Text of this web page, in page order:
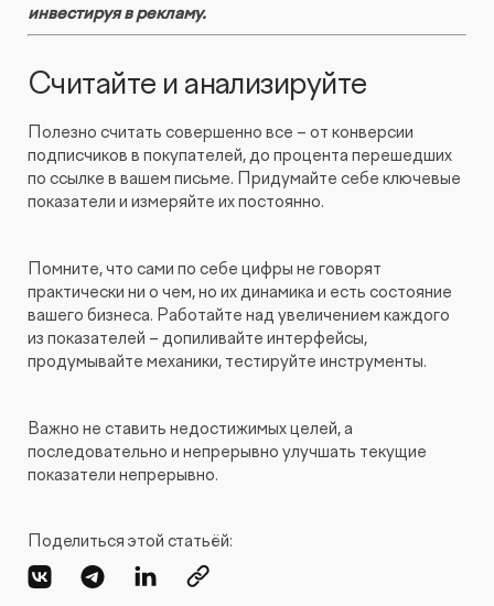
инвестируя в рекламу.
Считайте и анализируйте
Полезно считать совершенно все – от конверсии
подписчиков в покупателей, до процента перешедших
по ссылке в вашем письме. Придумайте себе ключевые
показатели и измеряйте их постоянно.
Помните, что сами по себе цифры не говорят
практически ни о чем, но их динамика и есть состояние
вашего бизнеса. Работайте над увеличением каждого
из показателей – допиливайте интерфейсы,
продумывайте механики, тестируйте инструменты.
Важно не ставить недостижимых целей, а
последовательно и непрерывно улучшать текущие
показатели непрерывно.
Поделиться этой статьёй: